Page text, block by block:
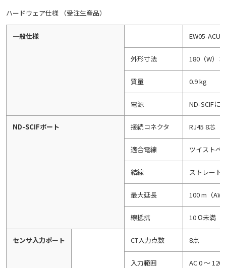
ハードウェア仕様 （受注生産品）
一般仕様 EW05-ACU-
外形寸法 180（W）
質量 0.9 kg
電源 ND-SCIFに
ND-SCIFポート 接続コネクタ RJ45 8芯
適合電線 ツイストペ
結線 ストレート
最大延長 100 m（
線抵抗 10 Ω未満（
センサ入力ポート CT入力点数 8点
入力範囲 AC 0 ～ 120